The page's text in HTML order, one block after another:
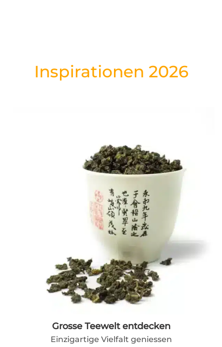
Inspirationen 2026
Grosse Teewelt entdecken
Einzigartige Vielfalt geniessen